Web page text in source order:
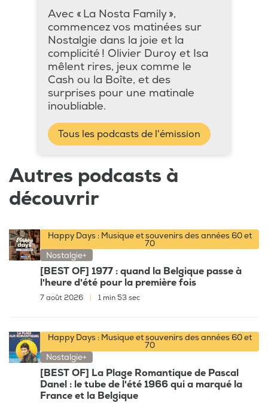
Avec « La Nosta Family »,
commencez vos matinées sur
Nostalgie dans la joie et la
complicité ! Olivier Duroy et Isa
mêlent rires, jeux comme le
Cash ou la Boîte, et des
surprises pour une matinale
inoubliable.
Tous les podcasts de l'émission
Autres podcasts à
découvrir
Happy Days : Musique et souvenirs des années 60 et
70
Nostalgie+
[BEST OF] 1977 : quand la Belgique passe à
l'heure d'été pour la première fois
7 août 2026 1 min 53 sec
Happy Days : Musique et souvenirs des années 60 et
70
Nostalgie+
[BEST OF] La Plage Romantique de Pascal
Danel : le tube de l'été 1966 qui a marqué la
France et la Belgique